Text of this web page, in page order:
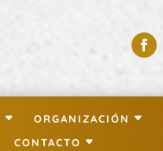
ORGANIZACIÓN
CONTACTO